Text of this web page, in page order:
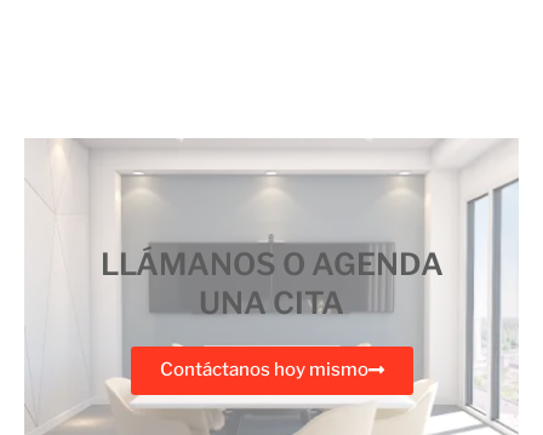
LLÁMANOS O AGENDA
UNA CITA
Contáctanos hoy mismo